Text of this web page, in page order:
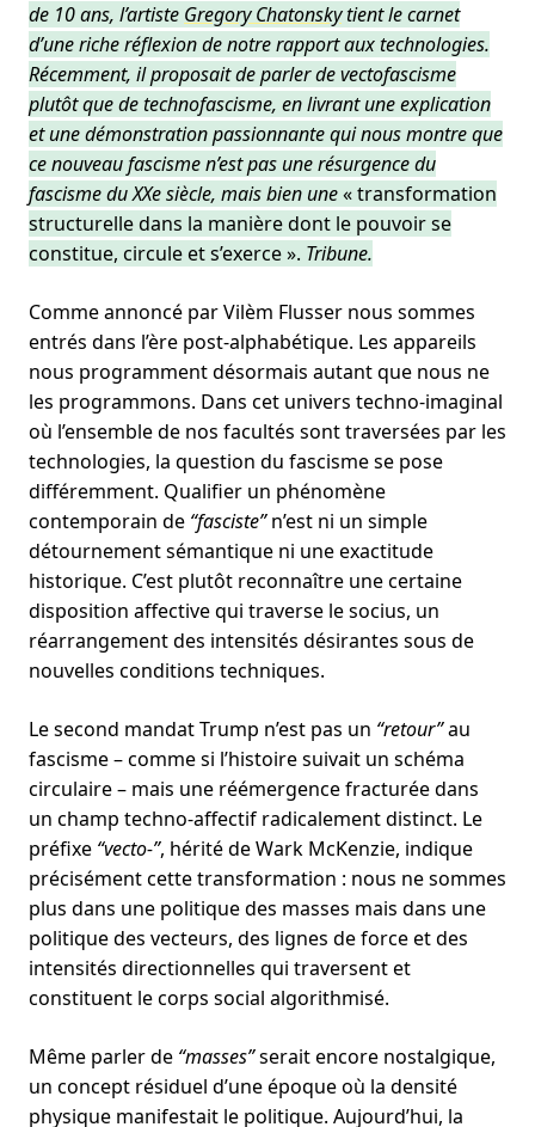
de 10 ans, l’artiste Gregory Chatonskytient le carnet
d’une riche réflexion de notre rapport aux technologies.
Récemment, il proposait de parler de vectofascisme
plutôt que de technofascisme, en livrant une explication
et une démonstration passionnante qui nous montre que
ce nouveau fascisme n’est pas une résurgence du
fascisme du XXe siècle, mais bien une« transformation
structurelle dans la manière dont le pouvoir se
constitue, circule et s’exerce ». Tribune.
Comme annoncé par Vilèm Flusser nous sommes
entrés dans l’ère post-alphabétique. Les appareils
nous programment désormais autant que nous ne
les programmons. Dans cet univers techno-imaginal
où l’ensemble de nos facultés sont traversées par les
technologies, la question du fascisme se pose
différemment. Qualifier un phénomène
contemporain de “fasciste”n’est ni un simple
détournement sémantique ni une exactitude
historique. C’est plutôt reconnaître une certaine
disposition affective qui traverse le socius, un
réarrangement des intensités désirantes sous de
nouvelles conditions techniques.
Le second mandat Trump n’est pas un “retour”au
fascisme – comme si l’histoire suivait un schéma
circulaire – mais une réémergence fracturée dans
un champ techno-affectif radicalement distinct. Le
préfixe “vecto-”, hérité de Wark McKenzie, indique
précisément cette transformation : nous ne sommes
plus dans une politique des masses mais dans une
politique des vecteurs, des lignes de force et des
intensités directionnelles qui traversent et
constituent le corps social algorithmisé.
Même parler de “masses”serait encore nostalgique,
un concept résiduel d’une époque où la densité
physique manifestait le politique. Aujourd’hui, la